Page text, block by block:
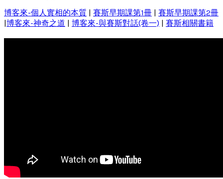
博客來-個人實相的本質
賽斯早期課第1冊
賽斯早期課第2冊
博客來-神奇之道 博客來-與賽斯對話(卷一) 賽斯相關書籍